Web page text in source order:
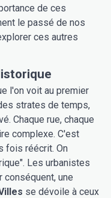
de ces
le passé de nos
ces autres
l'on voit au premier
strates de temps,
Chaque rue, chaque
complexe. C'est
fois réécrit. On
Les urbanistes
une
se dévoile à ceux